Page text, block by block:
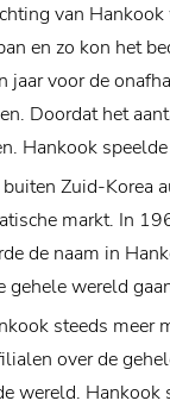
van
en zo kon het
jaar voor de
Doordat het
Hankook
Zuid-Korea
markt. In
de naam in
gehele wereld
steeds
over de
wereld. Hankook